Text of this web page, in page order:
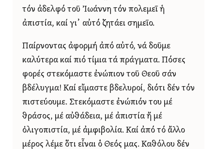
τόν ἀδελφό τοῦ Ἰωάννη τόν πολεμεῖ ἡ
ἀπιστία, καί γι᾿ αὐτό ζητάει σημεῖο.
Παίρνοντας ἀφορμή ἀπό αὐτό, νά δοῦμε
καλύτερα καί πιό τίμια τά πράγματα. Πόσες
φορές στεκόμαστε ἐνώπιον τοῦ Θεοῦ σάν
βδέλυγμα! Καί εἴμαστε βδελυροί, διότι δέν τόν
πιστεύουμε. Στεκόμαστε ἐνώπιόν του μέ
θράσος, μέ αὐθάδεια, μέ ἀπιστία ἤ μέ
ὀλιγοπιστία, μέ ἀμφιβολία. Καί ἀπό τό ἄλλο
μέρος λέμε ὅτι εἶναι ὁ Θεός μας. Καθόλου δέν